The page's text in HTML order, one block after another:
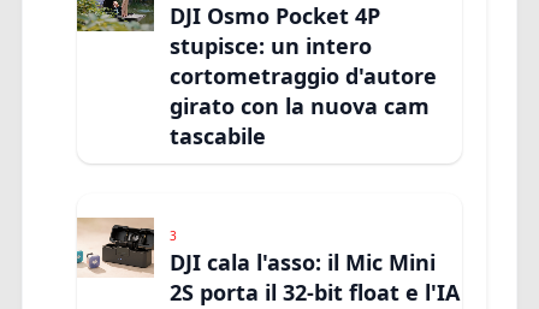
DJI Osmo Pocket 4P
stupisce: un intero
cortometraggio d'autore
girato con la nuova cam
tascabile
3
DJI cala l'asso: il Mic Mini
2S porta il 32-bit float e l'IA